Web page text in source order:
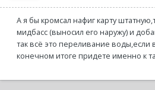
А я бы кромсал нафиг карту
мидбасс (выносил его наружу) и
так всё это переливание воды,если
конечном итоге придете именно к